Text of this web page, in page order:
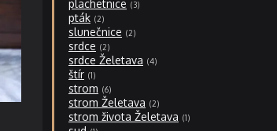
plachetnice 3
pták 2
slunečnice 2
srdce 2
srdce Želetava 4
štír 1
strom 6
strom Želetava 2
strom života Želetava 1